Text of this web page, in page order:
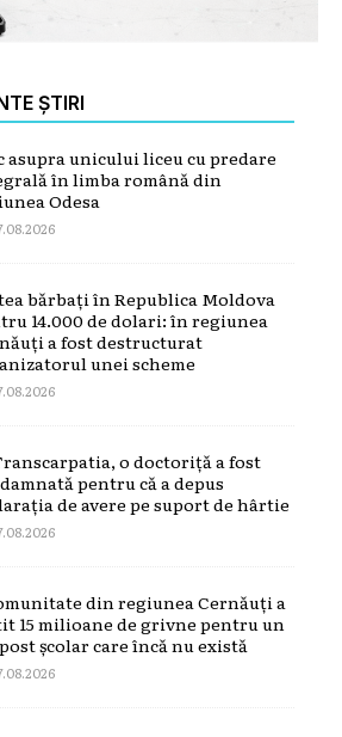
ȘTIRI
asupra unicului liceu cu predare
în limba română din
Odesa
bărbați în Republica Moldova
14.000 de dolari: în regiunea
a fost destructurat
unei scheme
o doctoriță a fost
pentru că a depus
de avere pe suport de hârtie
din regiunea Cernăuți a
15 milioane de grivne pentru un
școlar care încă nu există